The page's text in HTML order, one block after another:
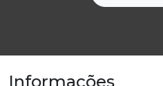
Informações